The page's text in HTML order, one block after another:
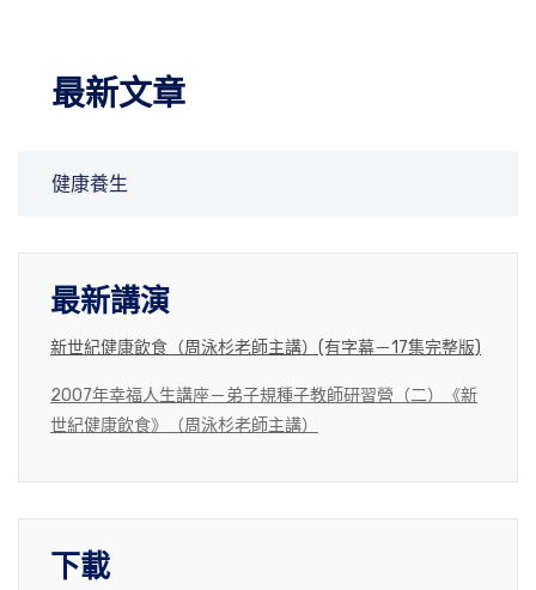
最新文章
健康養生
最新講演
新世紀健康飲食（周泳杉老師主講）(有字幕－17集完整版)
2007年幸福人生講座－弟子規種子教師研習營（二）《新
世紀健康飲食》（周泳杉老師主講）
下載